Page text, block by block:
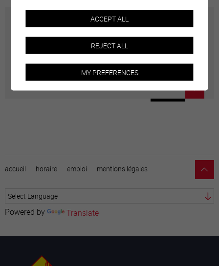
Art et musique
La saison d'Art et Musique propose une dizaine de
concerts classiques.
accueil horaire emploi mentions légales
Powered by Translate
ACCEPT ALL
REJECT ALL
MY PREFERENCES